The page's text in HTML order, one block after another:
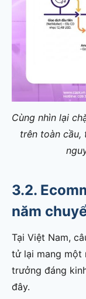
Cùng nhìn lại
trên toàn cầu,
3.2.
năm
Tại Việt Nam,
tử lại mang một
trưởng đáng
đây.